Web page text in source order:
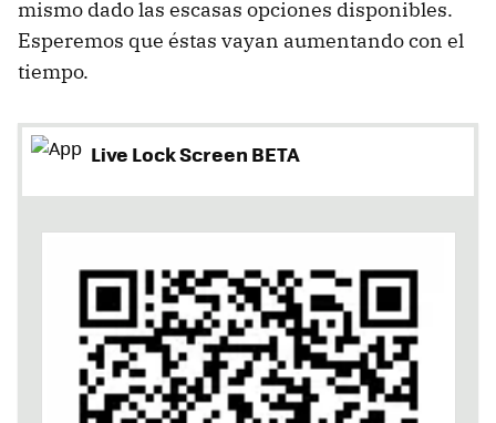
mismo dado las escasas opciones disponibles.
Esperemos que éstas vayan aumentando con el
tiempo.
Live Lock Screen BETA